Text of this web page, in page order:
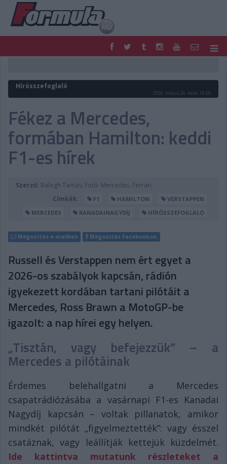
FORMULA
MOTOR
PODCAST
SHOP
LIVE
TIPPJÁTÉK
DIGITÁLIS MAGAZIN
PONTÁLLÁSOK
VERSENYNAPTÁRAK
Hírösszefoglaló
2026. május 26. kedd, 19:28
Fékez a Mercedes,
formában Hamilton: keddi
F1-es hírek
Szerző: Balogh Tamás; Fotó: Mercedes, Ferrari
Címkék:
F1 HAMILTON
VERSTAPPEN
MERCEDES
KANADAINAGYDÍJ HÍRÖSSZEFOGLALÓ
Megosztás e-mailben Megosztás Facebookon
Russell és Verstappen nem ért egyet a
2026-os szabályok kapcsán, rádión
igyekezett kordában tartani pilótáit a
Mercedes, Ross Brawn a MotoGP-be
igazolt: a nap hírei egy helyen.
„Tisztán, vagy befejezzük” – a
Mercedes a pilótáinak
Érdemes belehallgatni a Mercedes
csapatrádiózásába a vasárnapi F1-es Kanadai
Nagydíj kapcsán – voltak pillanatok, amikor
mindkét pilótát „figyelmeztették”: vagy ésszel
csatáznak, vagy leállítják kettejük küzdelmét.
Ide kattintva mutatunk részleteket a